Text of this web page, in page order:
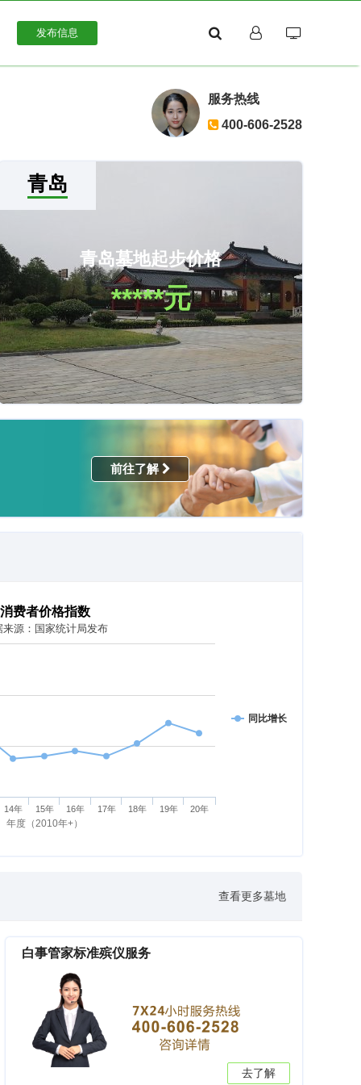
发布信息
服务热线
400-606-2528
青岛
青岛墓地起步价格
*****元
前往了解
年度（2010年+）
消费者价格指数
来源：国家统计局发布
同比增长
14年 15年 16年 17年 18年 19年 20年
查看更多墓地
白事管家标准殡仪服务
去了解